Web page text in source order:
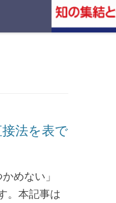
法を表で
めない」
。本記事は